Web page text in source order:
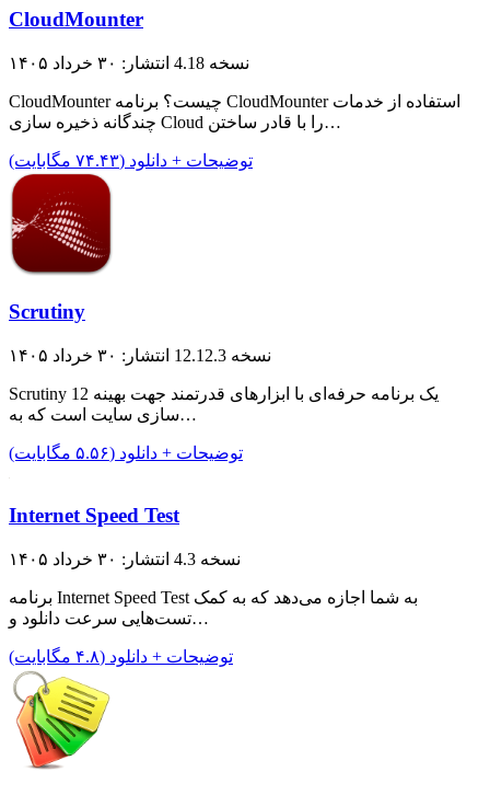
CloudMounter
نسخه 4.18 انتشار: ۳۰ خرداد ۱۴۰۵
CloudMounter چیست؟ برنامه CloudMounter استفاده از خدمات
چندگانه ذخیره سازی Cloud را با قادر ساختن…
توضیحات + دانلود (۷۴.۴۳ مگابایت)
Scrutiny
نسخه 12.12.3 انتشار: ۳۰ خرداد ۱۴۰۵
Scrutiny 12 یک برنامه حرفه‌ای با ابزار‌های قدرتمند جهت بهینه
سازی سایت است که به…
توضیحات + دانلود (۵.۵۶ مگابایت)
Internet Speed Test
نسخه 4.3 انتشار: ۳۰ خرداد ۱۴۰۵
برنامه Internet Speed Test به شما اجازه می‌دهد که به کمک
تست‌هایی سرعت دانلود و…
توضیحات + دانلود (۴.۸ مگابایت)